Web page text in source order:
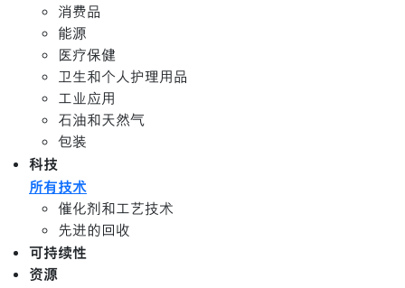
消费品
能源
医疗保健
卫生和个人护理用品
工业应用
石油和天然气
包装
科技
所有技术
催化剂和工艺技术
先进的回收
可持续性
资源